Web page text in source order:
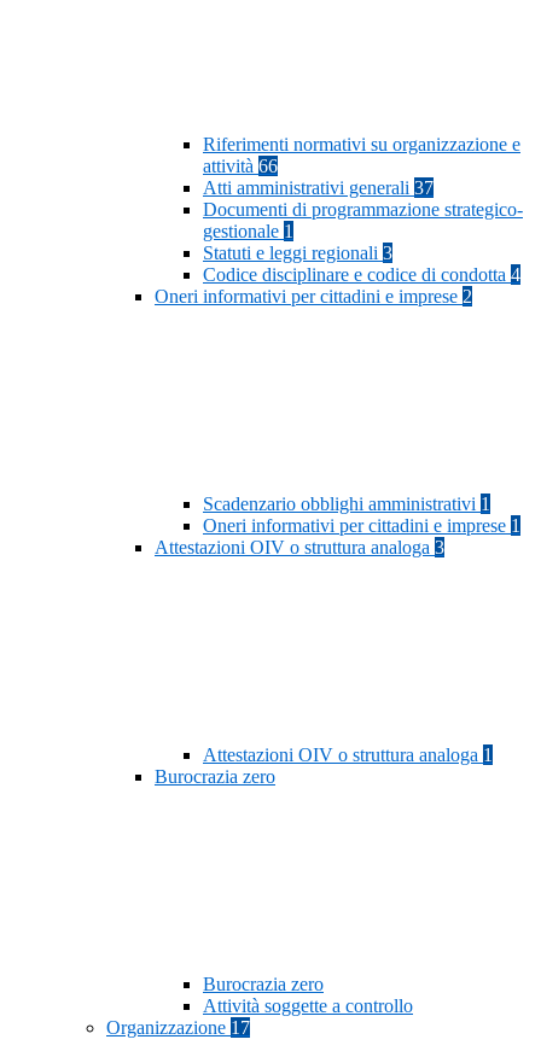
Riferimenti normativi su organizzazione e
attività 66
Atti amministrativi generali 37
Documenti di programmazione strategico-
gestionale 1
Statuti e leggi regionali 3
Codice disciplinare e codice di condotta 4
Oneri informativi per cittadini e imprese 2
Scadenzario obblighi amministrativi 1
Oneri informativi per cittadini e imprese 1
Attestazioni OIV o struttura analoga 3
Attestazioni OIV o struttura analoga 1
Burocrazia zero
Burocrazia zero
Attività soggette a controllo
Organizzazione 17